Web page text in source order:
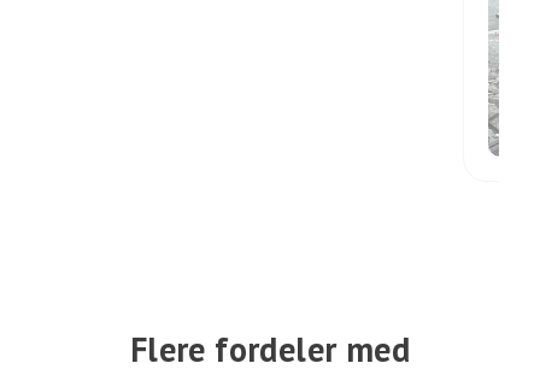
Flere fordeler med